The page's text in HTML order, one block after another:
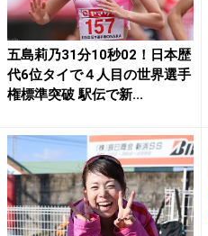
五島莉乃31分10秒02！日本歴
代6位タイで４人目の世界選手
権標準突破 駅伝で新...